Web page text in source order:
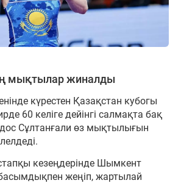
мықтылар жиналды
күрестен Қазақстан кубогы
60 келіге дейінгі салмақта бақ
Сұлтанғали өз мықтылығын
кезеңдерінде Шымкент
жеңіп, жартылай